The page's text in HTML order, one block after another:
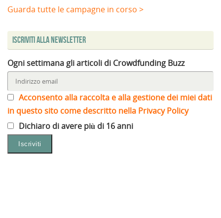
Guarda tutte le campagne in corso >
Iscriviti alla Newsletter
Ogni settimana gli articoli di Crowdfunding Buzz
Acconsento alla raccolta e alla gestione dei miei dati
in questo sito come descritto nella Privacy Policy
Dichiaro di avere più di 16 anni